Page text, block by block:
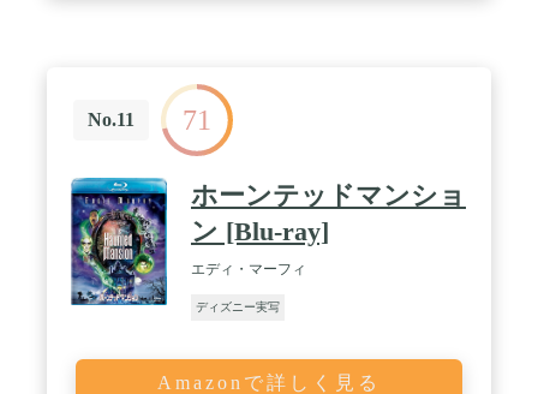
No.11 71
ホーンテッドマンショ
ン [Blu-ray]
エディ・マーフィ
ディズニー実写
Amazonで詳しく見る